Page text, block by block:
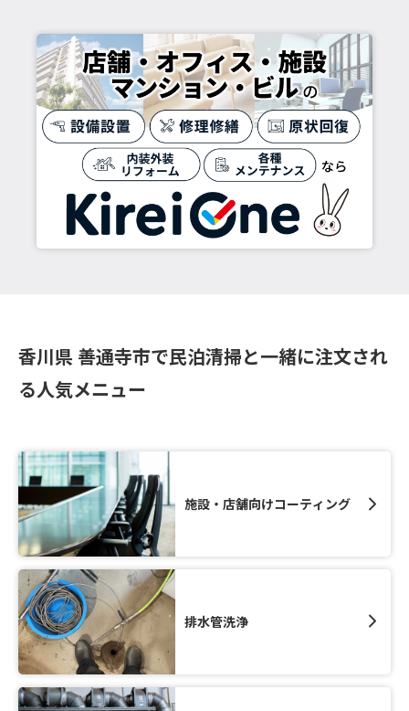
香川県 善通寺市で民泊清掃と一緒に注文され
る人気メニュー
施設・店舗向けコーティング
排水管洗浄